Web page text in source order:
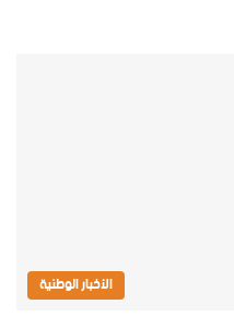
الأخبار الوطنية